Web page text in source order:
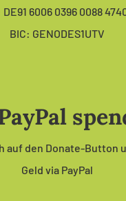
DE91 6006 0396 0088
BIC: GENODES1UTV
auf den Donate-Button
Geld via PayPal